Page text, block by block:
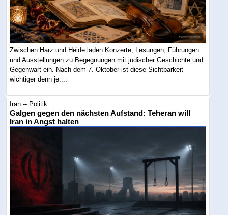
Zwischen Harz und Heide laden Konzerte, Lesungen, Führungen
und Ausstellungen zu Begegnungen mit jüdischer Geschichte und
Gegenwart ein. Nach dem 7. Oktober ist diese Sichtbarkeit
wichtiger denn je....
Iran -- Politik
Galgen gegen den nächsten Aufstand: Teheran will
Iran in Angst halten